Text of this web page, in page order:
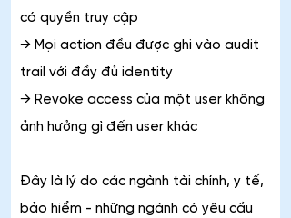
có quyền truy cập
→ Mọi action đều được ghi vào audit
trail với đầy đủ identity
→ Revoke access của một user không
ảnh hưởng gì đến user khác
Đây là lý do các ngành tài chính, y tế,
bảo hiểm - những ngành có yêu cầu